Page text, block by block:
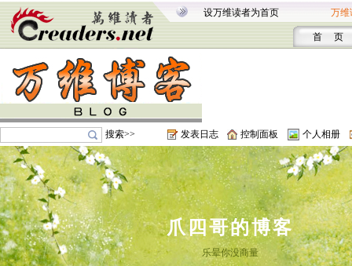
设万维读者为首页 万维
首 页
搜索>> 发表日志 控制面板 个人相册
爪四哥的博客
乐晕你没商量